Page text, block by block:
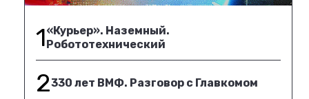
1«Курьер». Наземный.
Робототехнический
2330 лет ВМФ. Разговор с Главкомом